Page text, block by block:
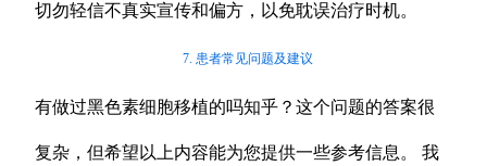
切勿轻信不真实宣传和偏方，以免耽误治疗时机。
7. 患者常见问题及建议
有做过黑色素细胞移植的吗知乎？这个问题的答案很
复杂，但希望以上内容能为您提供一些参考信息。 我